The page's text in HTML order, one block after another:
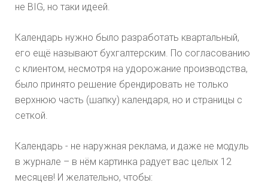
не BIG, но таки идеей.
Календарь нужно было разработать квартальный,
его ещё называют бухгалтерским. По согласованию
с клиентом, несмотря на удорожание производства,
было принято решение брендировать не только
верхнюю часть (шапку) календаря, но и страницы с
сеткой.
Календарь - не наружная реклама, и даже не модуль
в журнале – в нём картинка радует вас целых 12
месяцев! И желательно, чтобы: